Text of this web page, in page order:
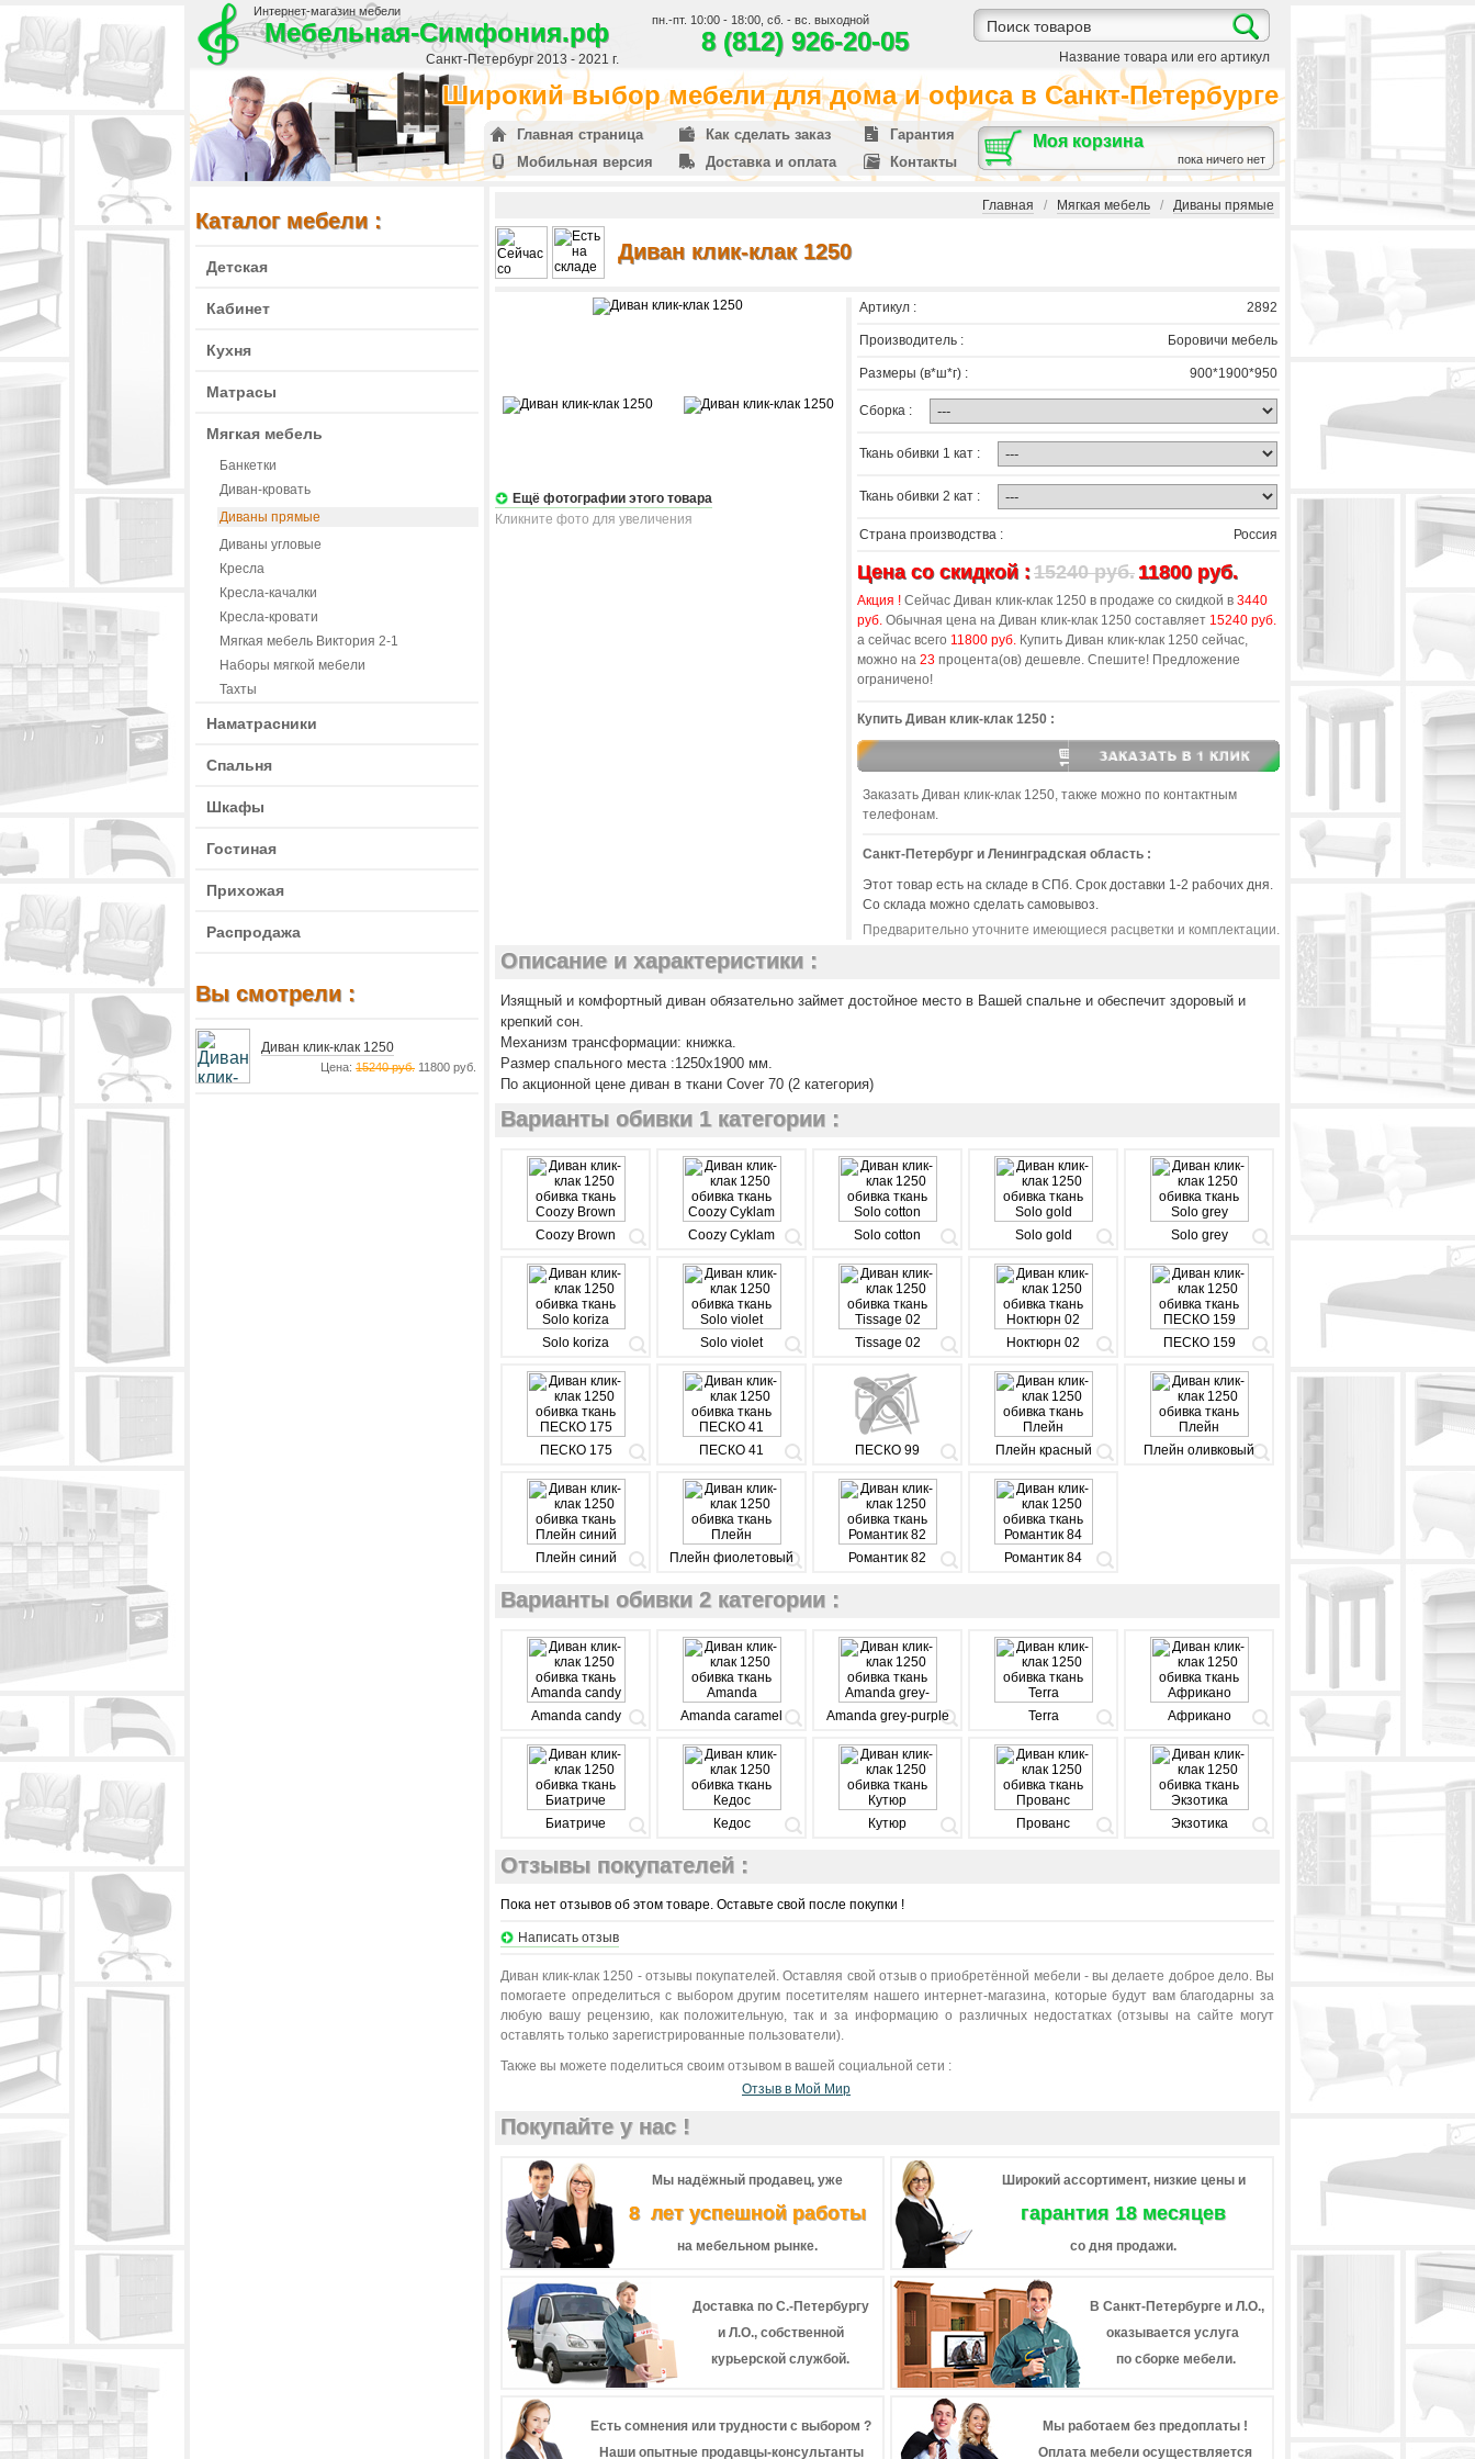
Интернет-магазин мебели
Мебельная-Симфония.рф
Санкт-Петербург 2013 - 2021 г.
пн.-пт. 10:00 - 18:00, сб. - вс. выходной
8 (812) 926-20-05
Название товара или его артикул
Широкий выбор мебели для дома и офиса в Санкт-Петербурге
Главная страница Как сделать заказ
Гарантия
Мобильная версия
Доставка и оплата Контакты
Моя корзина
пока ничего нет
Каталог мебели :
Детская
Кабинет
Кухня
Матрасы
Мягкая мебель
Банкетки
Диван-кровать
Диваны прямые
Диваны угловые
Кресла
Кресла-качалки
Кресла-кровати
Мягкая мебель Виктория 2-1
Наборы мягкой мебели
Тахты
Наматрасники
Спальня
Шкафы
Гостиная
Прихожая
Распродажа
Вы смотрели :
Диван клик-клак 1250
Цена: 15240 руб. 11800 руб.
Главная / Мягкая мебель / Диваны прямые
Диван клик-клак 1250
Ещё фотографии этого товара
Кликните фото для увеличения
Артикул : 2892
Производитель : Боровичи мебель
Размеры (в*ш*г) : 900*1900*950
Сборка :
Ткань обивки 1 кат :
Ткань обивки 2 кат :
Страна производства : Россия
Цена со скидкой :15240 руб. 11800 руб.
Акция ! Сейчас Диван клик-клак 1250 в продаже со скидкой в 3440
руб. Обычная цена на Диван клик-клак 1250 составляет 15240 руб.
а сейчас всего 11800 руб. Купить Диван клик-клак 1250 сейчас,
можно на 23 процента(ов) дешевле. Спешите! Предложение
ограничено!
Купить Диван клик-клак 1250 :
Заказать Диван клик-клак 1250, также можно по контактным
телефонам.
Санкт-Петербург и Ленинградская область :
Этот товар есть на складе в СПб. Срок доставки 1-2 рабочих дня.
Со склада можно сделать самовывоз.
Предварительно уточните имеющиеся расцветки и комплектации.
Описание и характеристики :
Изящный и комфортный диван обязательно займет достойное место в Вашей спальне и обеспечит здоровый и
крепкий сон.
Механизм трансформации: книжка.
Размер спального места :1250х1900 мм.
По акционной цене диван в ткани Cover 70 (2 категория)
Варианты обивки 1 категории :
Coozy Brown Coozy Cyklam Solo cotton Solo gold Solo grey
Solo koriza Solo violet Tissage 02 Ноктюрн 02 ПЕСКО 159
ПЕСКО 175 ПЕСКО 41 ПЕСКО 99 Плейн красный Плейн оливковый
Плейн синий Плейн фиолетовый Романтик 82 Романтик 84
Варианты обивки 2 категории :
Amanda candy Amanda caramel Amanda grey-purple Terra Африкано
Биатриче Кедос Кутюр Прованс Экзотика
Отзывы покупателей :
Пока нет отзывов об этом товаре. Оставьте свой после покупки !
Написать отзыв
Диван клик-клак 1250 - отзывы покупателей. Оставляя свой отзыв о приобретённой мебели - вы делаете доброе дело. Вы
помогаете определиться с выбором другим посетителям нашего интернет-магазина, которые будут вам благодарны за
любую вашу рецензию, как положительную, так и за информацию о различных недостатках (отзывы на сайте могут
оставлять только зарегистрированные пользователи).
Также вы можете поделиться своим отзывом в вашей социальной сети :
Отзыв в Мой Мир
Покупайте у нас !
Мы надёжный продавец, уже
8 лет успешной работы
на мебельном рынке.
Широкий ассортимент, низкие цены и
гарантия 18 месяцев
со дня продажи.
Доставка по С.-Петербургу
и Л.О., собственной
курьерской службой.
В Санкт-Петербурге и Л.О.,
оказывается услуга
по сборке мебели.
Есть сомнения или трудности с выбором ?
Наши опытные продавцы-консультанты
Мы работаем без предоплаты !
Оплата мебели осуществляется